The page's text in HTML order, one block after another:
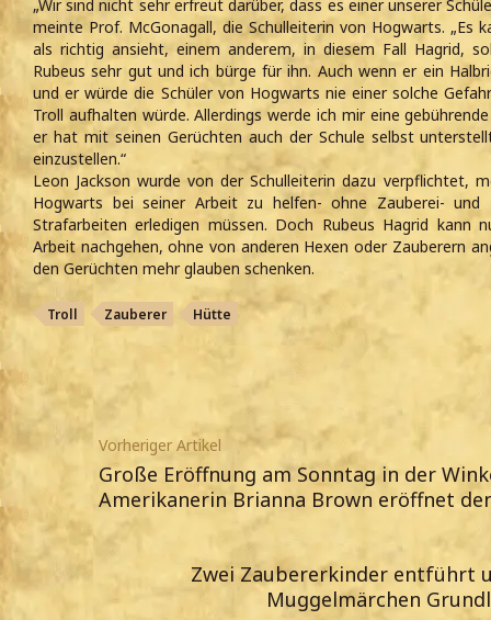
„Wir sind nicht sehr erfreut darüber, dass es einer unserer
meinte Prof. McGonagall, die Schulleiterin von Hogwarts. „Es
als richtig ansieht, einem anderem, in diesem Fall Hagrid,
Rubeus sehr gut und ich bürge für ihn. Auch wenn er ein
und er würde die Schüler von Hogwarts nie einer solche
Troll aufhalten würde. Allerdings werde ich mir eine
er hat mit seinen Gerüchten auch der Schule selbst
einzustellen.“
Leon Jackson wurde von der Schulleiterin dazu verpflichtet,
Hogwarts bei seiner Arbeit zu helfen- ohne Zauberei-
Strafarbeiten erledigen müssen. Doch Rubeus Hagrid kann
Arbeit nachgehen, ohne von anderen Hexen oder Zauberern
den Gerüchten mehr glauben schenken.
Troll Zauberer Hütte
Vorheriger Artikel
Große Eröffnung am Sonntag in der
Amerikanerin Brianna Brown eröffnet
Zwei Zaubererkinder entführt
Muggelmärchen